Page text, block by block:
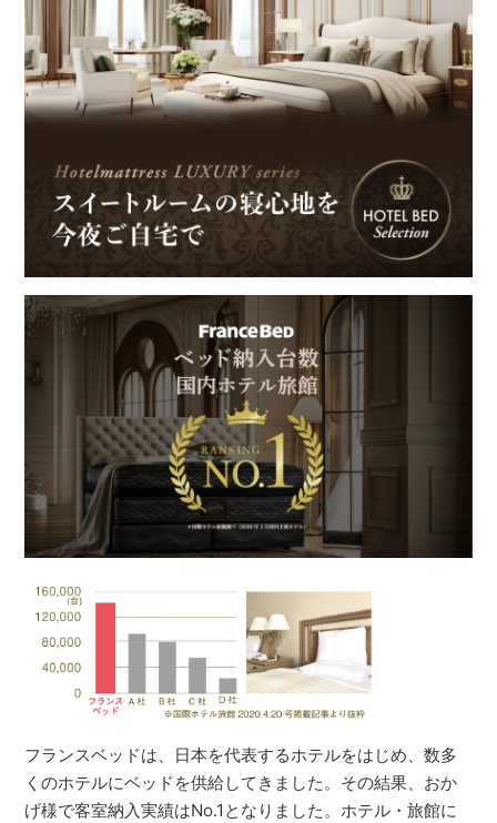
フランスベッドは、日本を代表するホテルをはじめ、数多
くのホテルにベッドを供給してきました。その結果、おか
げ様で客室納入実績はNo.1となりました。ホテル・旅館に